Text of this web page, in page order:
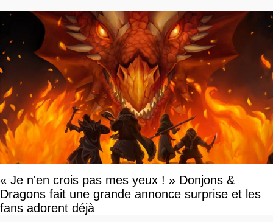
« Je n'en crois pas mes yeux ! » Donjons &
Dragons fait une grande annonce surprise et les
fans adorent déjà